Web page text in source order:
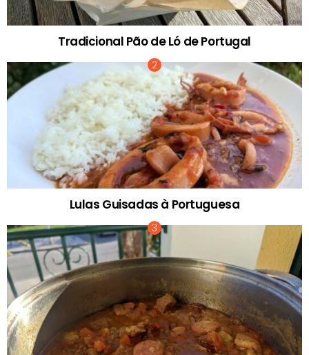
Tradicional Pão de Ló de Portugal
Lulas Guisadas à Portuguesa